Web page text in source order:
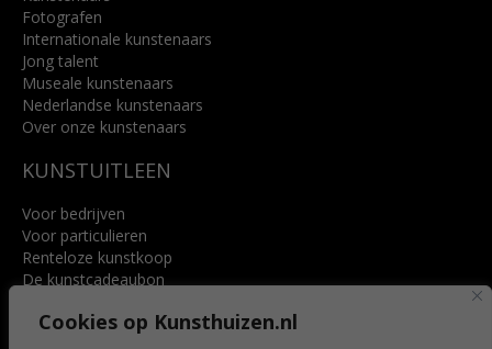
Cookies op Kunsthuizen.nl
Fotografen
Internationale kunstenaars
Jong talent
Museale kunstenaars
Nederlandse kunstenaars
Over onze kunstenaars
KUNSTUITLEEN
Voor bedrijven
Voor particulieren
Renteloze kunstkoop
De kunstcadeaubon
Voordelen